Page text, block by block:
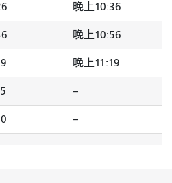
晚上10:36
晚上10:56
晚上11:19
--
--